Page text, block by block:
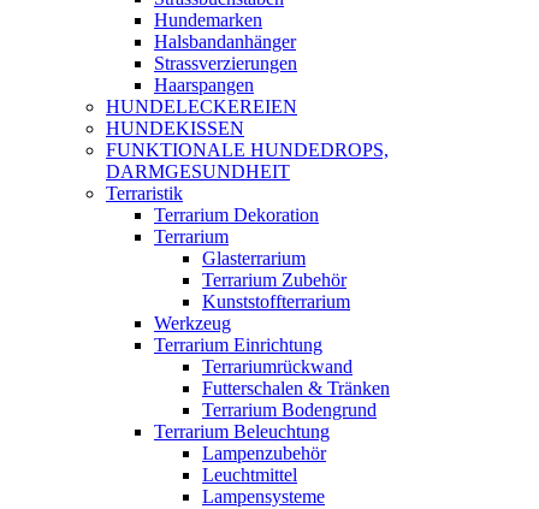
Hundemarken
Halsbandanhänger
Strassverzierungen
Haarspangen
HUNDELECKEREIEN
HUNDEKISSEN
FUNKTIONALE HUNDEDROPS,
DARMGESUNDHEIT
Terraristik
Terrarium Dekoration
Terrarium
Glasterrarium
Terrarium Zubehör
Kunststoffterrarium
Werkzeug
Terrarium Einrichtung
Terrariumrückwand
Futterschalen & Tränken
Terrarium Bodengrund
Terrarium Beleuchtung
Lampenzubehör
Leuchtmittel
Lampensysteme